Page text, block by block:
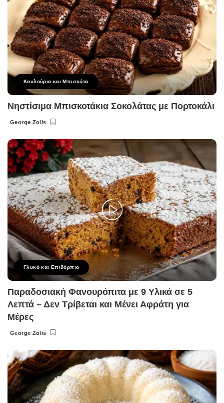
Κουλούρια και Μπισκότα
Νηστίσιμα Μπισκοτάκια Σοκολάτας με Πορτοκάλι
Posted
George Zolis
Γλυκό και Επιδόρπιο
Παραδοσιακή Φανουρόπιτα με 9 Υλικά σε 5
Λεπτά – Δεν Τρίβεται και Μένει Αφράτη για
Μέρες
Posted
George Zolis